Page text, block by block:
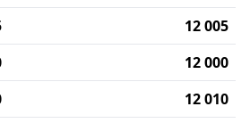
12 005
12 000
12 010